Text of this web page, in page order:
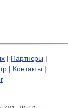
| Партнеры |
| Контакты |